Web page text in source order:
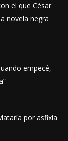
el que César
novela negra
empecé,
por asfixia